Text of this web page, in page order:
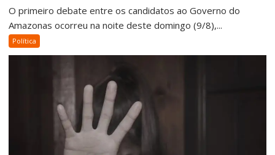
O primeiro debate entre os candidatos ao Governo do
Amazonas ocorreu na noite deste domingo (9/8),...
Política